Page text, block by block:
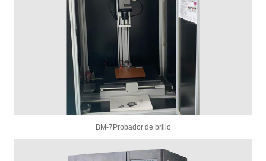
BM-7Probador de brillo